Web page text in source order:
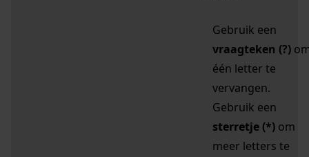
Gebruik een
vraagteken (?)
één letter te
vervangen.
Gebruik een
sterretje (*) om
meer letters te